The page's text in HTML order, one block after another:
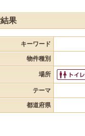
果
キーワード
物件種別
場所
テーマ
都道府県